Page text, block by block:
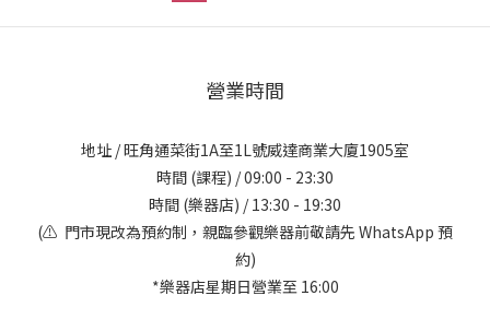
營業時間
地址 / 旺角通菜街1A至1L號威達商業大廈1905室
時間 (課程) / 09:00 - 23:30
時間 (樂器店) / 13:30 - 19:30
(⚠️ 門市現改為預約制，親臨參觀樂器前敬請先 WhatsApp 預
約)
*樂器店星期日營業至 16:00